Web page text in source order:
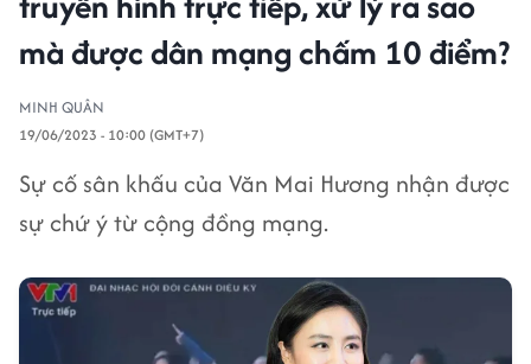
mà được dân mạng chấm 10 điểm?
MINH QUÂN
19/06/2023 - 10:00 (GMT+7)
Sự cố sân khấu của Văn Mai Hương nhận được
sự chứ ý từ cộng đồng mạng.